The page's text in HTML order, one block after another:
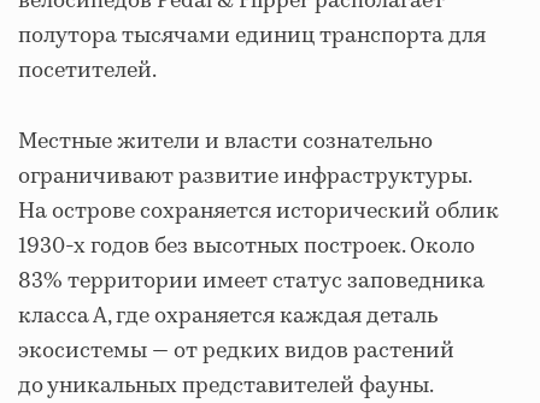
полутора тысячами единиц транспорта для
посетителей.
Местные жители и власти сознательно
ограничивают развитие инфраструктуры.
На острове сохраняется исторический облик
1930-х годов без высотных построек. Около
83% территории имеет статус заповедника
класса А, где охраняется каждая деталь
экосистемы — от редких видов растений
до уникальных представителей фауны.